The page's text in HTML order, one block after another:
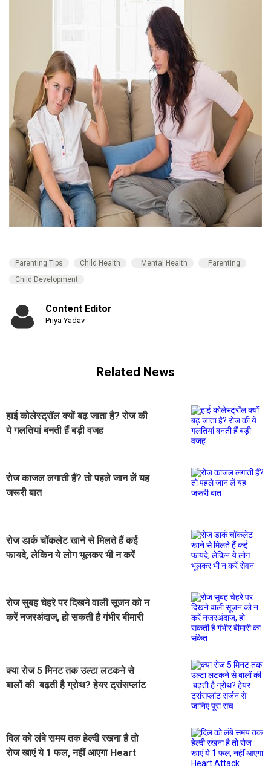
Parenting Tips Child Health Mental Health
Parenting
Child Development
Content Editor
Priya Yadav
Related News
हाई कोलेस्ट्रॉल क्यों बढ़ जाता है? रोज की
ये गलतियां बनती हैं बड़ी वजह
रोज काजल लगाती हैं? तो पहले जान लें यह
जरूरी बात
रोज डार्क चॉकलेट खाने से मिलते हैं कई
फायदे, लेकिन ये लोग भूलकर भी न करें
रोज सुबह चेहरे पर दिखने वाली सूजन को न
करें नजरअंदाज, हो सकती है गंभीर बीमारी
क्या रोज 5 मिनट तक उल्टा लटकने से
बालों की बढ़ती है ग्रोथ? हेयर ट्रांसप्लांट
दिल को लंबे समय तक हेल्दी रखना है तो
रोज खाएं ये 1 फल, नहीं आएगा Heart